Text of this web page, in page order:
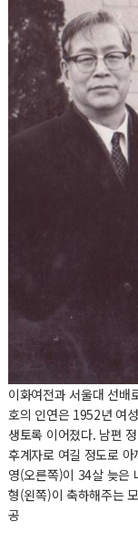
이화여전과 서울대 선배
호의 인연은 1952년 여
생토록 이어졌다. 남편
후계자로 여길 정도로
영(오른쪽)이 34살 늦은
형(왼쪽)이 축하해주는
공